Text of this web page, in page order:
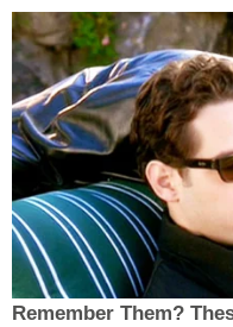
Remember Them?